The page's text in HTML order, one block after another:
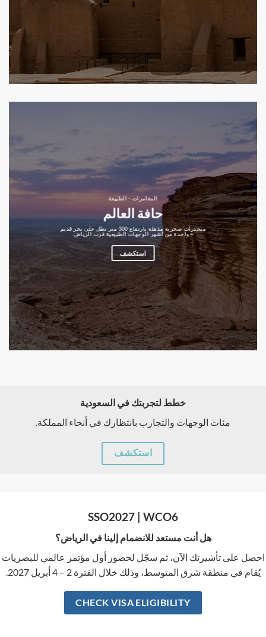
المغامرات · الطبيعة
حافة العالم
منحدرات صخرية مذهلة بارتفاع 300 متر تطل على بحر قديم
– واحدة من أشهر الوجهات الطبيعية قرب الرياض.
استكشف
خطط لتجربتك في السعودية
مئات الوجهات والتجارب بانتظارك في أنحاء المملكة.
استكشف
SSO2027 | WCO6
هل أنت مستعد للانضمام إلينا في الرياض؟
احصل على تأشيرتك الآن، ثم سجّل لحضور أول مؤتمر عالمي للبصريات
يُقام في منطقة شرق المتوسط، وذلك خلال الفترة 2 – 4 أبريل 2027.
CHECK VISA ELIGIBILITY